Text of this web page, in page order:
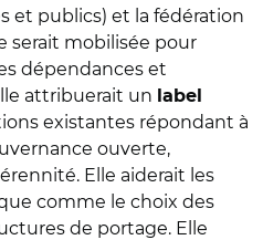
et publics) et la fédération
serait mobilisée pour
dépendances et
attribuerait un
label
existantes répondant à
ouverte,
Elle aiderait les
comme le choix des
de portage. Elle